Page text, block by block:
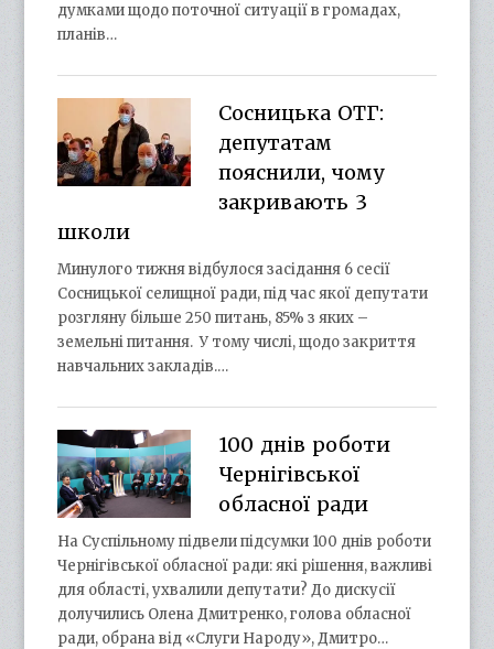
думками щодо поточної ситуації в громадах,
планів…
Сосницька ОТГ:
депутатам
пояснили, чому
закривають 3
школи
Минулого тижня відбулося засідання 6 сесії
Сосницької селищної ради, під час якої депутати
розгляну більше 250 питань, 85% з яких –
земельні питання. У тому числі, щодо закриття
навчальних закладів.…
100 днів роботи
Чернігівської
обласної ради
На Суспільному підвели підсумки 100 днів роботи
Чернігівської обласної ради: які рішення, важливі
для області, ухвалили депутати? До дискусії
долучились Олена Дмитренко, голова обласної
ради, обрана від «Слуги Народу», Дмитро…